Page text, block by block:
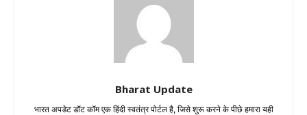
Bharat Update
भारत अपडेट डॉट कॉम एक हिंदी स्वतंत्र पोर्टल है, जिसे शुरू करने के पीछे हमारा यही